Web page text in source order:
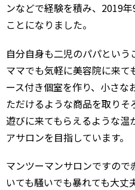
ンなどで経験を積み、2019
ことになりました。
自分自身も二児のパパとい
ママでも気軽に美容院に来て
ース付き個室を作り、小さな
ただけるような商品を取りそ
遊びに来てもらえるような
アサロンを目指しています。
マンツーマンサロンですの
いても騒いでも暴れても大丈